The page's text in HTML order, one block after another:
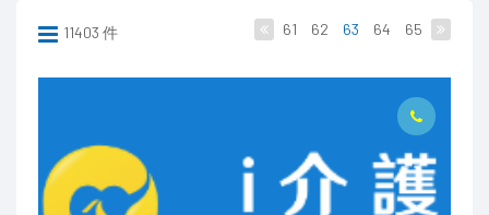
11403 件 61 62 63 64 65